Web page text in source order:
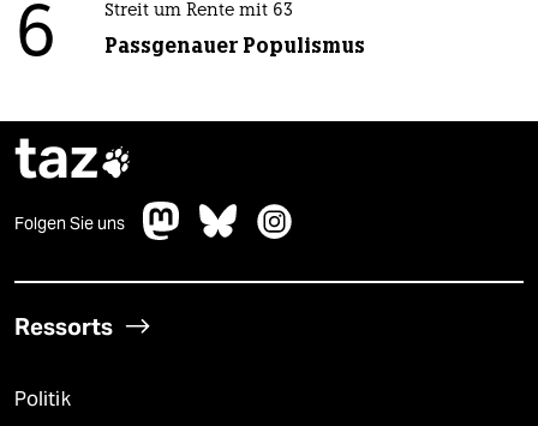
6 Streit um Rente mit 63
Passgenauer Populismus
taz
Folgen Sie uns
Ressorts
Politik